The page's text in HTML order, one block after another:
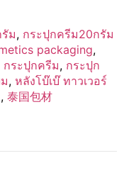
ม, กระปุกครีม20กรัม
packaging,
กระปุกครีม, กระปุก
, หลังโบ๊เบ๊ ทาวเวอร์
, 泰国包材